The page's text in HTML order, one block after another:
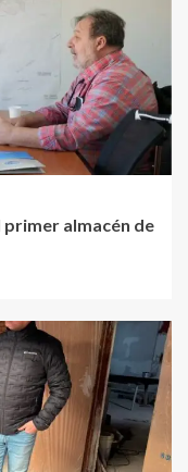
almacén de